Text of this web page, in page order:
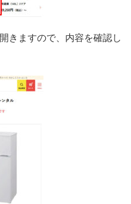
きますので、内容を確認し